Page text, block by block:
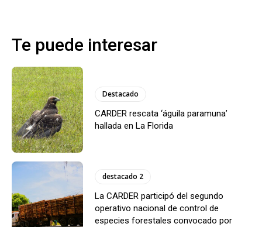
Te puede interesar
Destacado
CARDER rescata ‘águila paramuna’
hallada en La Florida
destacado 2
La CARDER participó del segundo
operativo nacional de control de
especies forestales convocado por